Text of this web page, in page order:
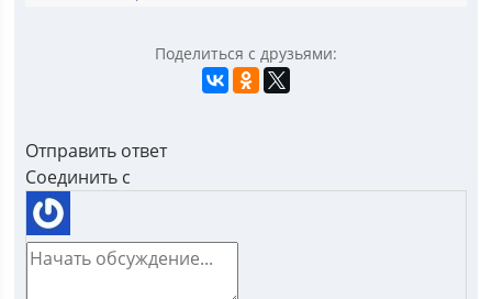
Поделиться с друзьями:
Отправить ответ
Соединить с